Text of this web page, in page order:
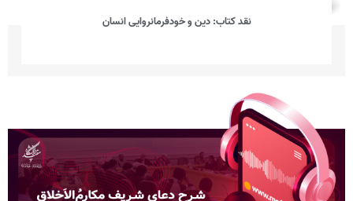
نقد کتاب: دین و خودفرمانروایی انسان